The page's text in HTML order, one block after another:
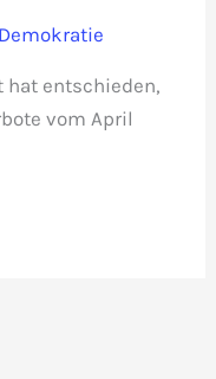
Demokratie
hat entschieden,
vom April